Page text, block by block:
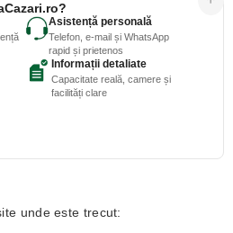
Asistență personală
Telefon, e-mail și WhatsApp
rapid și prietenos
Informații detaliate
Capacitate reală, camere și
facilități clare
unde este trecut: